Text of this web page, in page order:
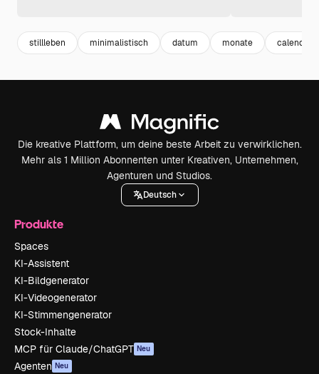
stillleben minimalistisch datum monate calendar
Die kreative Plattform, um deine beste Arbeit zu verwirklichen.
Mehr als 1 Million Abonnenten unter Kreativen, Unternehmen,
Agenturen und Studios.
Deutsch
Produkte
Spaces
KI-Assistent
KI-Bildgenerator
KI-Videogenerator
KI-Stimmengenerator
Stock-Inhalte
MCP für Claude/ChatGPT Neu
Agenten Neu